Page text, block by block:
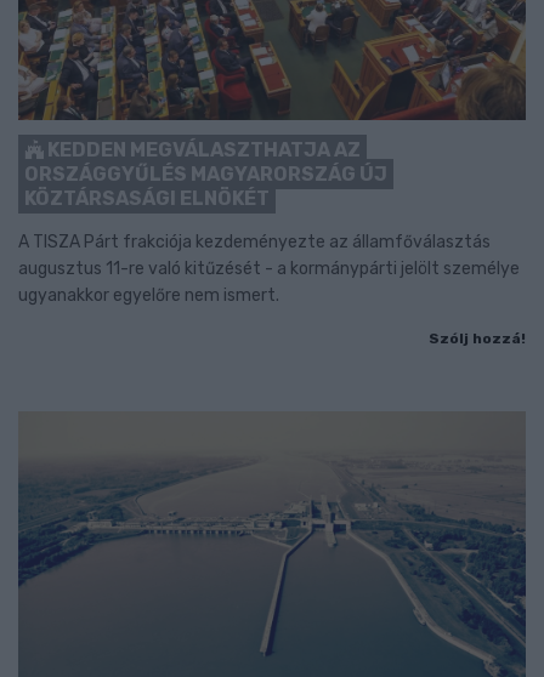
KEDDEN MEGVÁLASZTHATJA AZ
ORSZÁGGYŰLÉS MAGYARORSZÁG ÚJ
KÖZTÁRSASÁGI ELNÖKÉT
A TISZA Párt frakciója kezdeményezte az államfőválasztás
augusztus 11-re való kitűzését - a kormánypárti jelölt személye
ugyanakkor egyelőre nem ismert.
Szólj hozzá!